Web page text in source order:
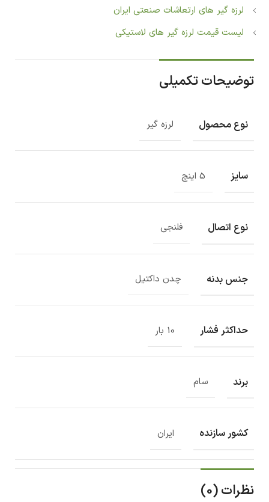
لرزه گیر های ارتعاشات صنعتی ایران
لیست قیمت لرزه گیر های لاستیکی
توضیحات تکمیلی
نوع محصول لرزه گیر
سایز 5 اینچ
نوع اتصال فلنجی
جنس بدنه چدن داکتیل
حداکثر فشار 10 بار
برند سام
کشور سازنده ایران
نظرات (0)